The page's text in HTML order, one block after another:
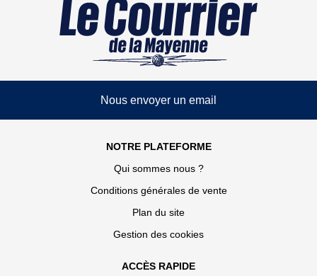
Nous envoyer un email
NOTRE PLATEFORME
Qui sommes nous ?
Conditions générales de vente
Plan du site
Gestion des cookies
ACCÈS RAPIDE